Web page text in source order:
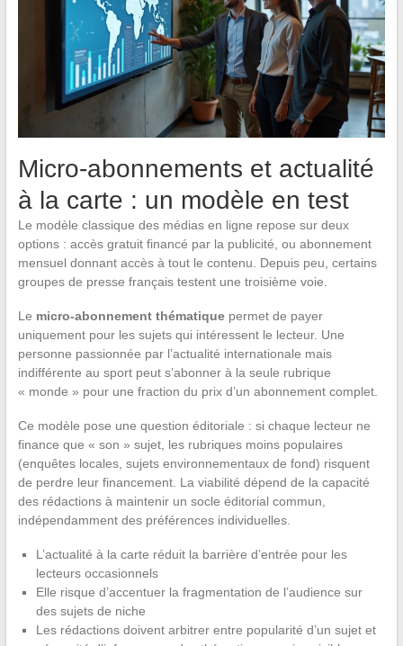
Micro-abonnements et actualité
à la carte : un modèle en test
Le modèle classique des médias en ligne repose sur deux
options : accès gratuit financé par la publicité, ou abonnement
mensuel donnant accès à tout le contenu. Depuis peu, certains
groupes de presse français testent une troisième voie.
Le micro-abonnement thématiquepermet de payer
uniquement pour les sujets qui intéressent le lecteur. Une
personne passionnée par l’actualité internationale mais
indifférente au sport peut s’abonner à la seule rubrique
« monde » pour une fraction du prix d’un abonnement complet.
Ce modèle pose une question éditoriale : si chaque lecteur ne
finance que « son » sujet, les rubriques moins populaires
(enquêtes locales, sujets environnementaux de fond) risquent
de perdre leur financement. La viabilité dépend de la capacité
des rédactions à maintenir un socle éditorial commun,
indépendamment des préférences individuelles.
L’actualité à la carte réduit la barrière d’entrée pour les
lecteurs occasionnels
Elle risque d’accentuer la fragmentation de l’audience sur
des sujets de niche
Les rédactions doivent arbitrer entre popularité d’un sujet et